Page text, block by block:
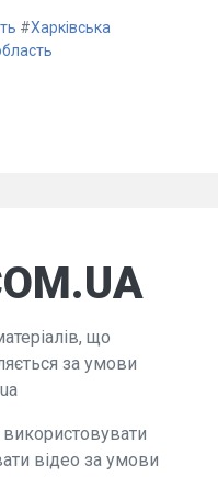
#Харківська
що
за умови
відео за умови